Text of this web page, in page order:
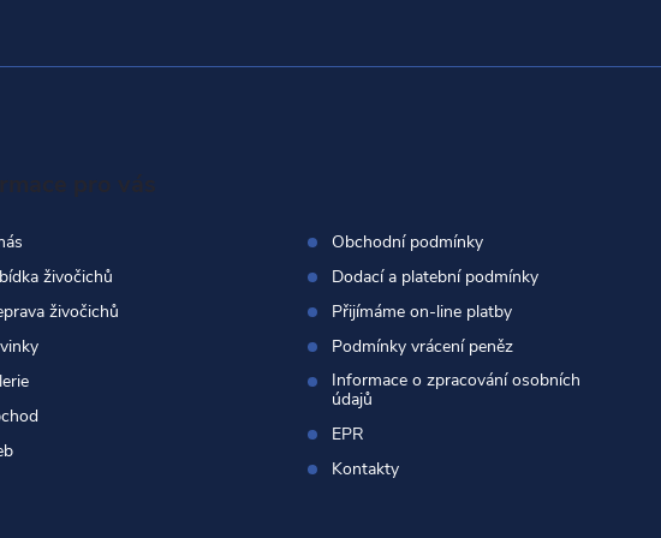
živočichů
živočichů
Obchodní podmínky
Dodací a platební podmínky
Přijímáme on-line platby
Podmínky vrácení peněz
Informace o zpracování osobních
údajů
EPR
Kontakty